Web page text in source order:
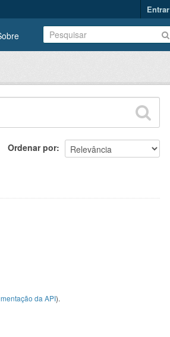
Entrar
Ordenar por
da API).